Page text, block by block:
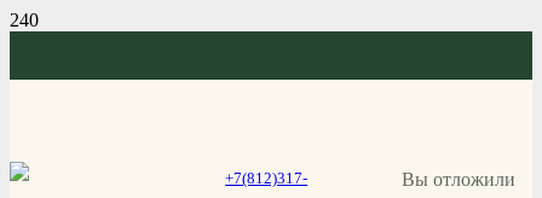
+7(812)317- Вы отложили